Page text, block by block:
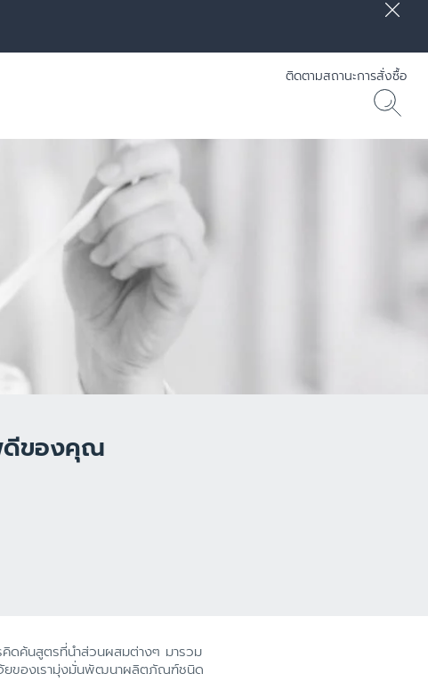
ติดตามสถานะการสั่งซื้อ
RADIANCE-LIFT - Eucerin
30 ML
ดีของคุณ
ดค้นสูตรที่นำส่วนผสมต่างๆ มารวม
จัยของเรามุ่งมั่นพัฒนาผลิตภัณฑ์ชนิด